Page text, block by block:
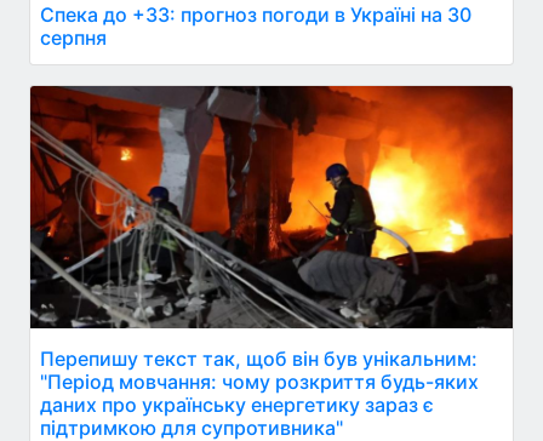
Спека до +33: прогноз погоди в Україні на 30
серпня
Перепишу текст так, щоб він був унікальним:
"Період мовчання: чому розкриття будь-яких
даних про українську енергетику зараз є
підтримкою для супротивника"